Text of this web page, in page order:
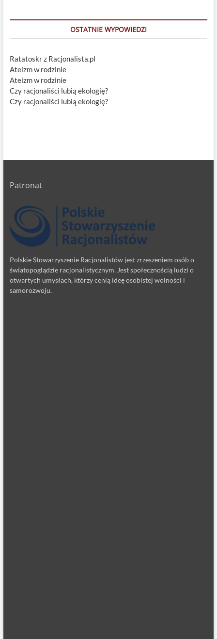
OSTATNIE WYPOWIEDZI
Ratatoskr z Racjonalista.pl
Ateizm w rodzinie
Ateizm w rodzinie
Czy racjonaliści lubią ekologię?
Czy racjonaliści lubią ekologię?
Patronat
Polskie Stowarzyszenie Racjonalistów jest zrzeszeniem osób o
światopoglądzie racjonalistycznym. Jest społecznością ludzi o
otwartych umysłach, którzy cenią ideę osobistej wolności i
samorozwoju.